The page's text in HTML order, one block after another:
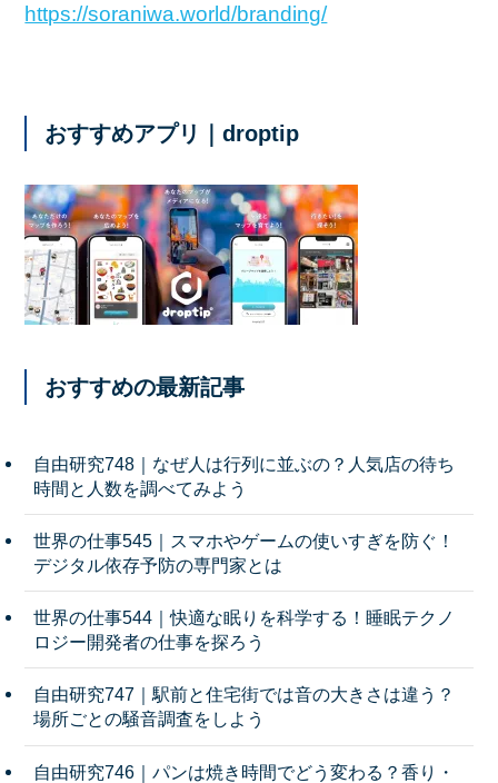
https://soraniwa.world/branding/
おすすめアプリ｜droptip
おすすめの最新記事
自由研究748｜なぜ人は行列に並ぶの？人気店の待ち
時間と人数を調べてみよう
世界の仕事545｜スマホやゲームの使いすぎを防ぐ！
デジタル依存予防の専門家とは
世界の仕事544｜快適な眠りを科学する！睡眠テクノ
ロジー開発者の仕事を探ろう
自由研究747｜駅前と住宅街では音の大きさは違う？
場所ごとの騒音調査をしよう
自由研究746｜パンは焼き時間でどう変わる？香り・